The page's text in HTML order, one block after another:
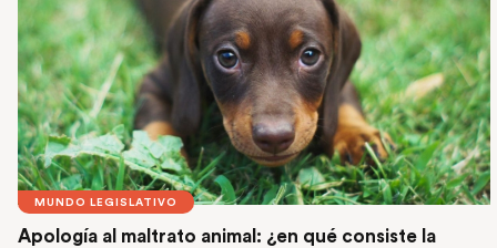
MUNDO LEGISLATIVO
Apología al maltrato animal: ¿en qué consiste la